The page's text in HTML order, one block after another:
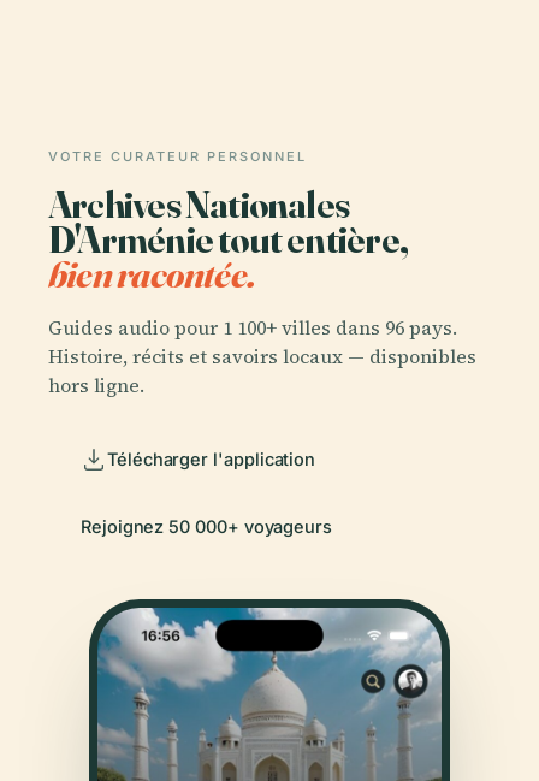
VOTRE CURATEUR PERSONNEL
Archives Nationales
D'Arménie tout entière,
bien racontée.
Guides audio pour 1 100+ villes dans 96 pays.
Histoire, récits et savoirs locaux — disponibles
hors ligne.
Télécharger l'application
Rejoignez 50 000+ voyageurs